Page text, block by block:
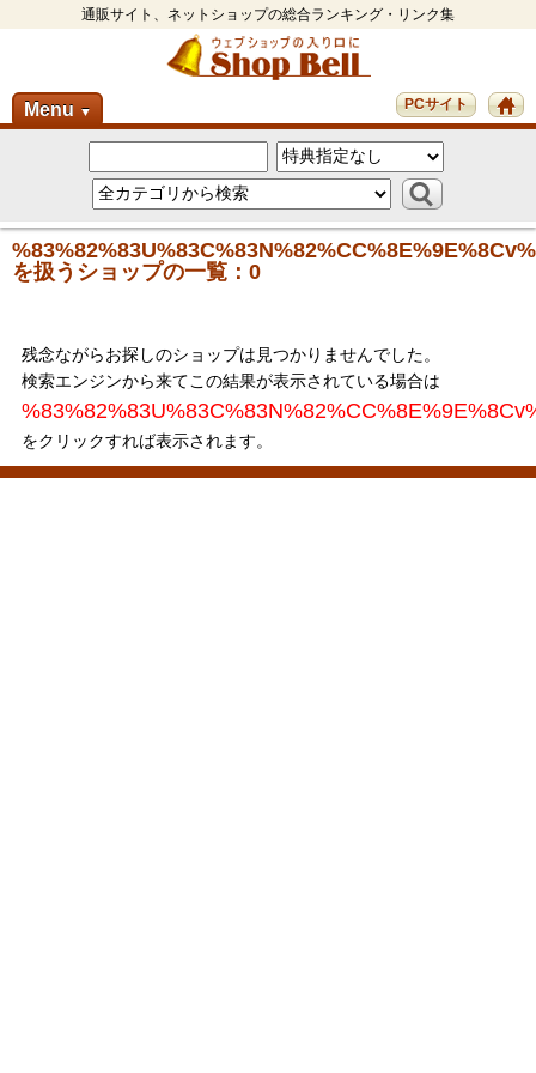
通販サイト、ネットショップの総合ランキング・リンク集
Menu ▼ PCサイト
を扱うショップの一覧：0
残念ながらお探しのショップは見つかりませんでした。
検索エンジンから来てこの結果が表示されている場合は
をクリックすれば表示されます。